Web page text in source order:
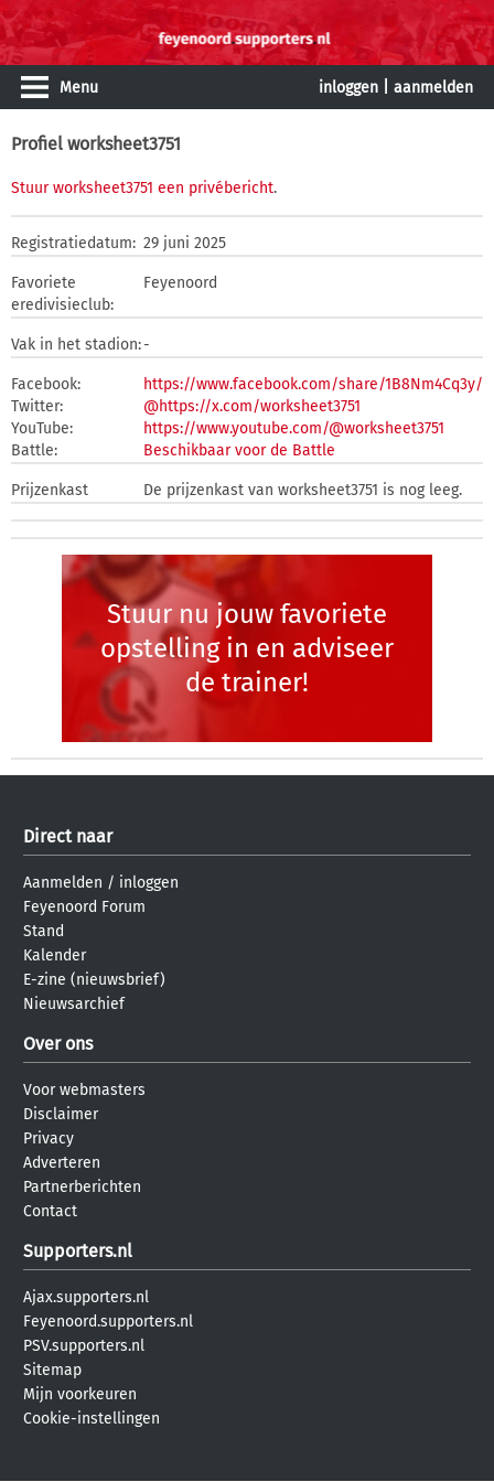
Menu inloggen aanmelden
Profiel worksheet3751
Stuur worksheet3751 een privébericht.
Registratiedatum: 29 juni 2025
Favoriete
eredivisieclub:
Feyenoord
Vak in het stadion:-
Facebook:
https://www.facebook.com/share/1B8Nm4Cq3y/
Twitter:
@https://x.com/worksheet3751
YouTube:
https://www.youtube.com/@worksheet3751
Battle:
Beschikbaar voor de Battle
Prijzenkast De prijzenkast van worksheet3751 is nog leeg.
Stuur nu jouw favoriete
opstelling in en adviseer
de trainer!
Direct naar
Aanmelden / inloggen
Feyenoord Forum
Stand
Kalender
E-zine (nieuwsbrief)
Nieuwsarchief
Over ons
Voor webmasters
Disclaimer
Privacy
Adverteren
Partnerberichten
Contact
Supporters.nl
Ajax.supporters.nl
Feyenoord.supporters.nl
PSV.supporters.nl
Sitemap
Mijn voorkeuren
Cookie-instellingen